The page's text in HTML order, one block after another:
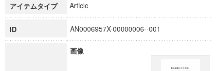
博士課程教育リーディングプログラム「超成熟社会発展のサ
アイテムタイプ Article
ID AN0006957X-00000006--001
画像